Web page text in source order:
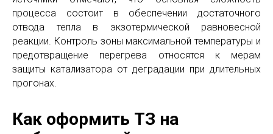
процесса состоит в обеспечении достаточного
отвода тепла в экзотермической равновесной
реакции. Контроль зоны максимальной температуры и
предотвращение перегрева относятся к мерам
защиты катализатора от деградации при длительных
прогонах.
Как оформить ТЗ на